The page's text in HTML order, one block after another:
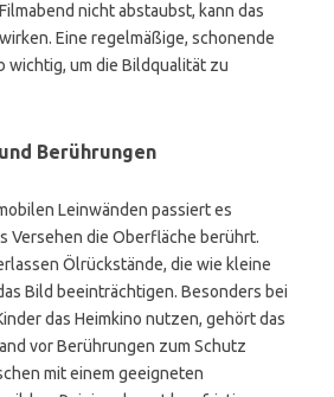
nicht abstaubst, kann das
Eine regelmäßige, schonende
wichtig, um die Bildqualität zu
Berührungen
Leinwänden passiert es
Versehen die Oberfläche berührt.
Ölrückstände, die wie kleine
Bild beeinträchtigen. Besonders bei
das Heimkino nutzen, gehört das
vor Berührungen zum Schutz
mit einem geeigneten